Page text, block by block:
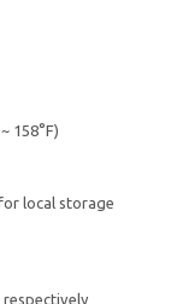
158°F)
local storage
respectively